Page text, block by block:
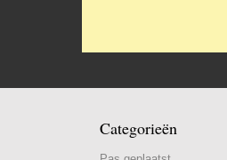
Categorieën